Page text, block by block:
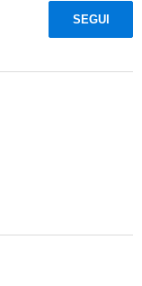
SEGUI